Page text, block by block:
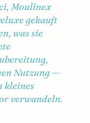
Moulinex
gekauft
was sie
Nutzung —
kleines
verwandeln.